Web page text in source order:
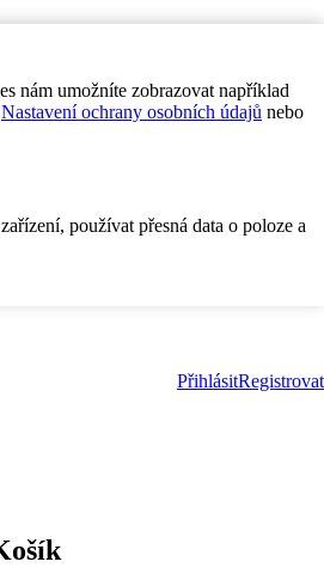
nám umožníte zobrazovat například
Nastavení ochrany osobních údajů nebo
používat přesná data o poloze a
PřihlásitRegistrovat